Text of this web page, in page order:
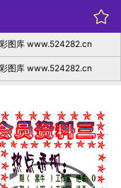
图库 www.524282.cn
图库 www.524282.cn